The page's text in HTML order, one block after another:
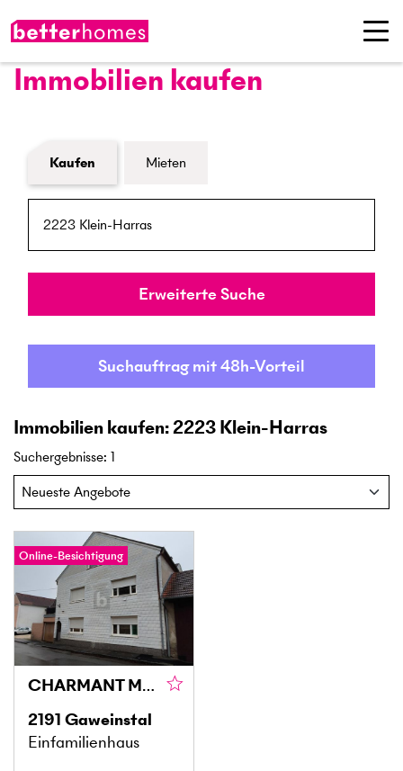
Immobilien kaufen
Formular Immobiliensuche
Kaufen Mieten
PLZ / Ort
Umkreis
Erweiterte Suche
Suchauftrag mit 48h-Vorteil
Immobilien kaufen: 2223 Klein-Harras
Suchergebnisse: 1
Online-Besichtigung
CHARMANT MIT INNENHOF & BALKON – SOFORT BEZIEHBAR!
2191 Gaweinstal
Einfamilienhaus